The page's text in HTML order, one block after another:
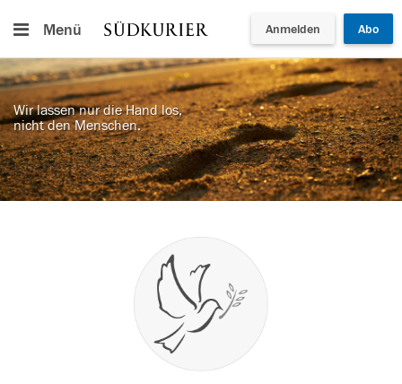
Menü Anmelden Abo
Wir lassen nur die Hand los,
nicht den Menschen.